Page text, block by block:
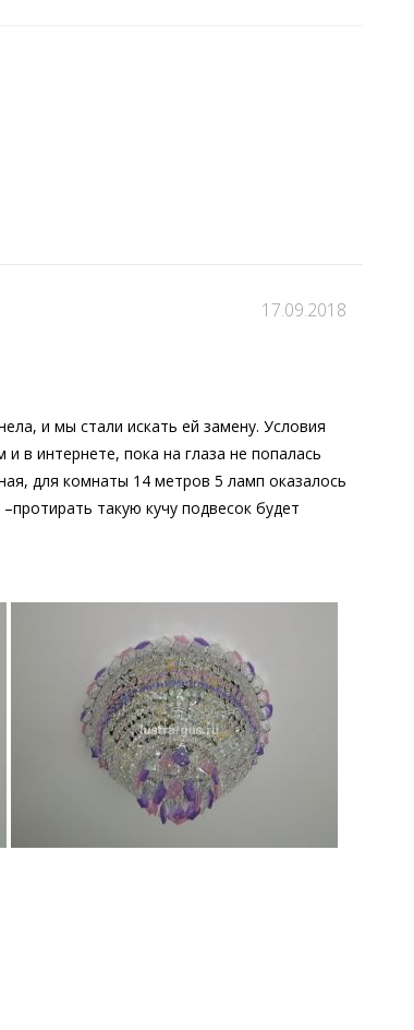
17.09.2018
и мы стали искать ей замену. Условия
в интернете, пока на глаза не попалась
для комнаты 14 метров 5 ламп оказалось
такую кучу подвесок будет